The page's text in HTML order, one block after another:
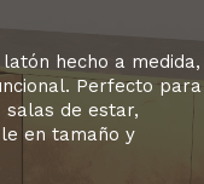
hecho a medida,
Perfecto para
salas de estar,
en tamaño y